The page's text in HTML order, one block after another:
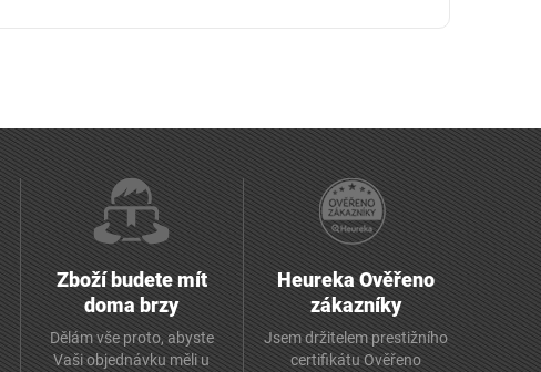
Zboží budete mít
doma brzy
Dělám vše proto, abyste
Vaši objednávku měli u
Heureka Ověřeno
zákazníky
Jsem držitelem prestižního
certifikátu Ověřeno